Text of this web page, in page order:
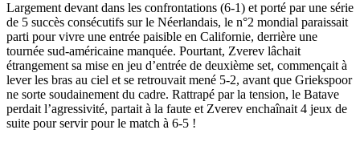
Largement devant dans les confrontations (6-1) et porté par une série
de 5 succès consécutifs sur le Néerlandais, le n°2 mondial paraissait
parti pour vivre une entrée paisible en Californie, derrière une
tournée sud-américaine manquée. Pourtant, Zverev lâchait
étrangement sa mise en jeu d’entrée de deuxième set, commençait à
lever les bras au ciel et se retrouvait mené 5-2, avant que Griekspoor
ne sorte soudainement du cadre. Rattrapé par la tension, le Batave
perdait l’agressivité, partait à la faute et Zverev enchaînait 4 jeux de
suite pour servir pour le match à 6-5 !